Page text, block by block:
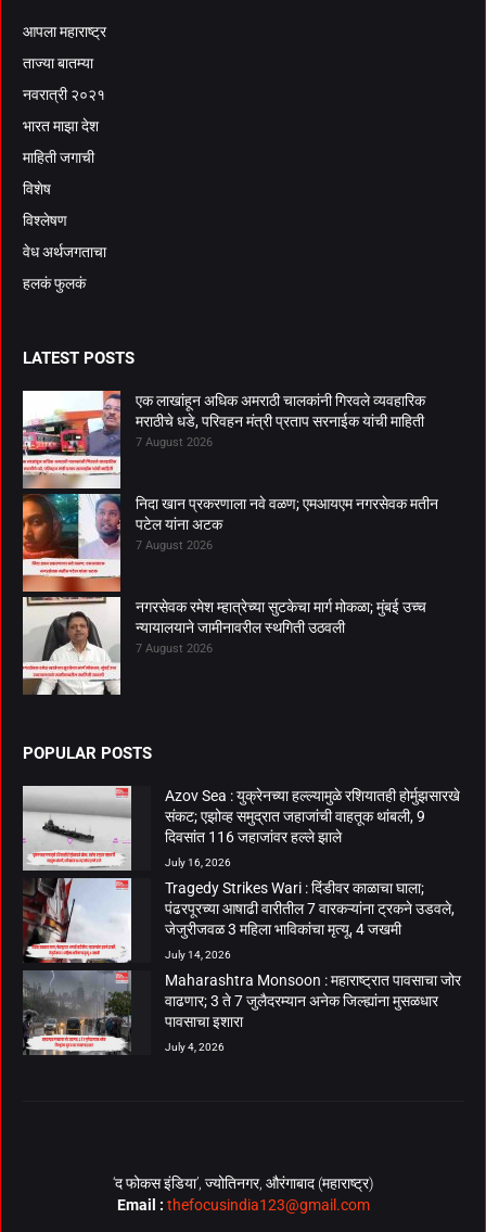
आपला महाराष्ट्र
ताज्या बातम्या
नवरात्री २०२१
भारत माझा देश
माहिती जगाची
विशेष
विश्लेषण
वेध अर्थजगताचा
हलकं फुलकं
LATEST POSTS
एक लाखांहून अधिक अमराठी चालकांनी गिरवले व्यवहारिक
मराठीचे धडे, परिवहन मंत्री प्रताप सरनाईक यांची माहिती
7 August 2026
निदा खान प्रकरणाला नवे वळण; एमआयएम नगरसेवक मतीन
पटेल यांना अटक
7 August 2026
नगरसेवक रमेश म्हात्रेच्या सुटकेचा मार्ग मोकळा; मुंबई उच्च
न्यायालयाने जामीनावरील स्थगिती उठवली
7 August 2026
POPULAR POSTS
Azov Sea : युक्रेनच्या हल्ल्यामुळे रशियातही होर्मुझसारखे
संकट; एझोव्ह समुद्रात जहाजांची वाहतूक थांबली, 9
दिवसांत 116 जहाजांवर हल्ले झाले
July 16, 2026
Tragedy Strikes Wari : दिंडीवर काळाचा घाला;
पंढरपूरच्या आषाढी वारीतील 7 वारकऱ्यांना ट्रकने उडवले,
जेजुरीजवळ 3 महिला भाविकांचा मृत्यू, 4 जखमी
July 14, 2026
Maharashtra Monsoon : महाराष्ट्रात पावसाचा जोर
वाढणार; 3 ते 7 जुलैदरम्यान अनेक जिल्ह्यांना मुसळधार
पावसाचा इशारा
July 4, 2026
‘द फोकस इंडिया’, ज्योतिनगर, औरंगाबाद (महाराष्ट्र)
Email : thefocusindia123@gmail.com